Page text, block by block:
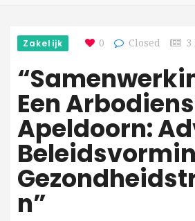
Zakelijk 0 Closed 3
Een
Apeldoorn:
N”